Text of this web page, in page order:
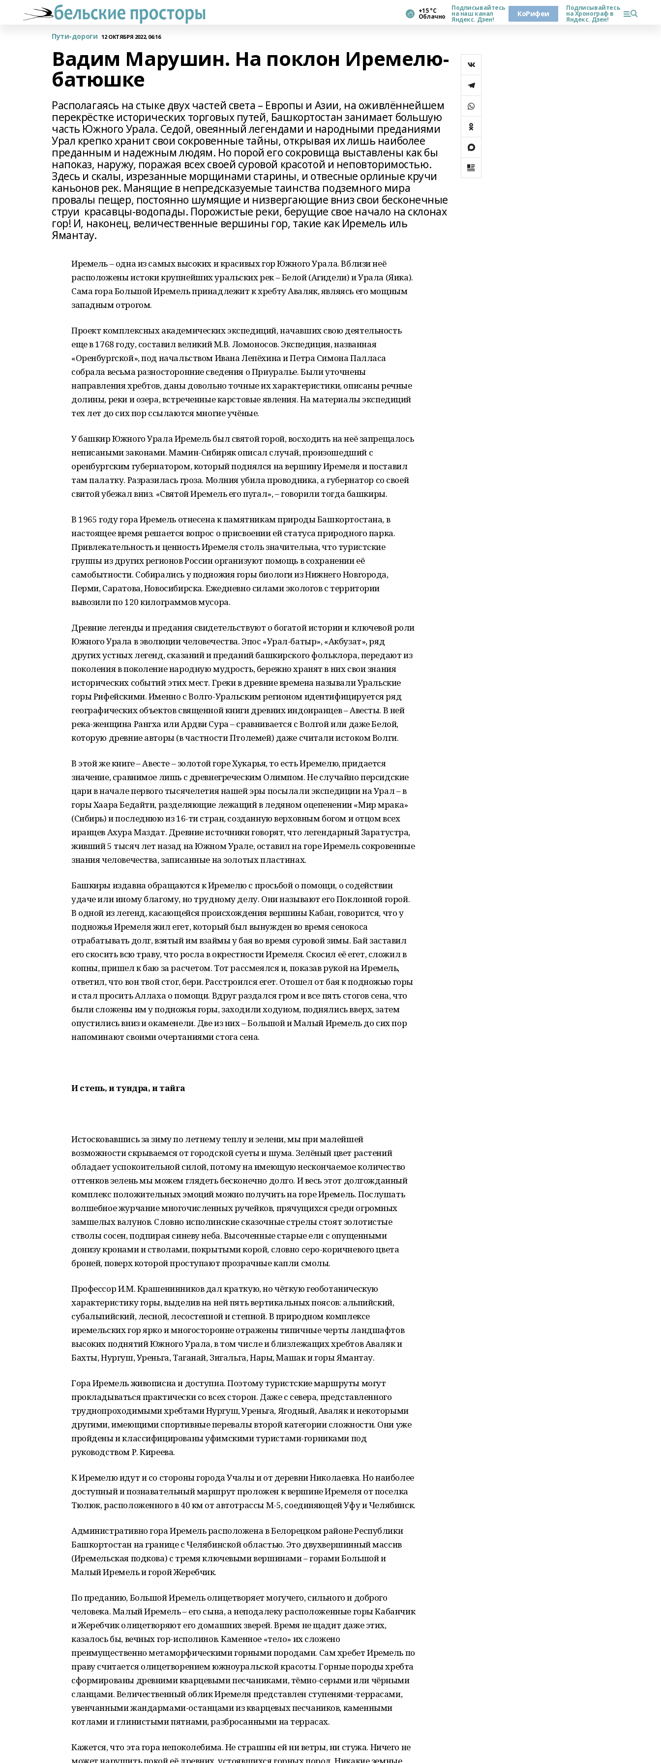
+15 °С
Облачно
Подписывайтесь
на наш канал
Яндекс. Дзен!
КоРифеи
Подписывайтесь
на Хронограф в
Яндекс. Дзен!
Пути-дороги 12 ОКТЯБРЯ 2022, 06:16
Вадим Марушин. На поклон Иремелю-
батюшке
Располагаясь на стыке двух частей света – Европы и Азии, на оживлённейшем
перекрёстке исторических торговых путей, Башкортостан занимает большую
часть Южного Урала. Седой, овеянный легендами и народными преданиями
Урал крепко хранит свои сокровенные тайны, открывая их лишь наиболее
преданным и надежным людям. Но порой его сокровища выставлены как бы
напоказ, наружу, поражая всех своей суровой красотой и неповторимостью.
Здесь и скалы, изрезанные морщинами старины, и отвесные орлиные кручи
каньонов рек. Манящие в непредсказуемые таинства подземного мира
провалы пещер, постоянно шумящие и низвергающие вниз свои бесконечные
струи красавцы-водопады. Порожистые реки, берущие свое начало на склонах
гор! И, наконец, величественные вершины гор, такие как Иремель иль
Ямантау.
Иремель – одна из самых высоких и красивых гор Южного Урала. Вблизи неё
расположены истоки крупнейших уральских рек – Белой (Агидели) и Урала (Яика).
Сама гора Большой Иремель принадлежит к хребту Аваляк, являясь его мощным
западным отрогом.
Проект комплексных академических экспедиций, начавших свою деятельность
еще в 1768 году, составил великий М.В. Ломоносов. Экспедиция, названная
«Оренбургской», под начальством Ивана Лепёхина и Петра Симона Палласа
собрала весьма разносторонние сведения о Приуралье. Были уточнены
направления хребтов, даны довольно точные их характеристики, описаны речные
долины, реки и озера, встреченные карстовые явления. На материалы экспедиций
тех лет до сих пор ссылаются многие учёные.
У башкир Южного Урала Иремель был святой горой, восходить на неё запрещалось
неписаными законами. Мамин-Сибиряк описал случай, произошедший с
оренбургским губернатором, который поднялся на вершину Иремеля и поставил
там палатку. Разразилась гроза. Молния убила проводника, а губернатор со своей
свитой убежал вниз. «Святой Иремель его пугал», – говорили тогда башкиры.
В 1965 году гора Иремель отнесена к памятникам природы Башкортостана, в
настоящее время решается вопрос о присвоении ей статуса природного парка.
Привлекательность и ценность Иремеля столь значительна, что туристские
группы из других регионов России организуют помощь в сохранении её
самобытности. Собирались у подножия горы биологи из Нижнего Новгорода,
Перми, Саратова, Новосибирска. Ежедневно силами экологов с территории
вывозили по 120 килограммов мусора.
Древние легенды и предания свидетельствуют о богатой истории и ключевой роли
Южного Урала в эволюции человечества. Эпос «Урал-батыр», «Акбузат», ряд
других устных легенд, сказаний и преданий башкирского фольклора, передают из
поколения в поколение народную мудрость, бережно хранят в них свои знания
исторических событий этих мест. Греки в древние времена называли Уральские
горы Рифейскими. Именно с Волго-Уральским регионом идентифицируется ряд
географических объектов священной книги древних индоиранцев – Авесты. В ней
река-женщина Рангха или Ардви Сура – сравнивается с Волгой или даже Белой,
которую древние авторы (в частности Птолемей) даже считали истоком Волги.
В этой же книге – Авесте – золотой горе Хукарья, то есть Иремелю, придается
значение, сравнимое лишь с древнегреческим Олимпом. Не случайно персидские
цари в начале первого тысячелетия нашей эры посылали экспедиции на Урал – в
горы Хаара Бедайти, разделяющие лежащий в ледяном оцепенении «Мир мрака»
(Сибирь) и последнюю из 16-ти стран, созданную верховным богом и отцом всех
иранцев Ахура Маздат. Древние источники говорят, что легендарный Заратустра,
живший 5 тысяч лет назад на Южном Урале, оставил на горе Иремель сокровенные
знания человечества, записанные на золотых пластинах.
Башкиры издавна обращаются к Иремелю с просьбой о помощи, о содействии
удаче или иному благому, но трудному делу. Они называют его Поклонной горой.
В одной из легенд, касающейся происхождения вершины Кабан, говорится, что у
подножья Иремеля жил егет, который был вынужден во время сенокоса
отрабатывать долг, взятый им взаймы у бая во время суровой зимы. Бай заставил
его скосить всю траву, что росла в окрестности Иремеля. Скосил её егет, сложил в
копны, пришел к баю за расчетом. Тот рассмеялся и, показав рукой на Иремель,
ответил, что вон твой стог, бери. Расстроился егет. Отошел от бая к подножью горы
и стал просить Аллаха о помощи. Вдруг раздался гром и все пять стогов сена, что
были сложены им у подножья горы, заходили ходуном, поднялись вверх, затем
опустились вниз и окаменели. Две из них – Большой и Малый Иремель до сих пор
напоминают своими очертаниями стога сена.
И степь, и тундра, и тайга
Истосковавшись за зиму по летнему теплу и зелени, мы при малейшей
возможности скрываемся от городской суеты и шума. Зелёный цвет растений
обладает успокоительной силой, потому на имеющую нескончаемое количество
оттенков зелень мы можем глядеть бесконечно долго. И весь этот долгожданный
комплекс положительных эмоций можно получить на горе Иремель. Послушать
волшебное журчание многочисленных ручейков, прячущихся среди огромных
замшелых валунов. Словно исполинские сказочные стрелы стоят золотистые
стволы сосен, подпирая синеву неба. Высоченные старые ели с опущенными
донизу кронами и стволами, покрытыми корой, словно серо-коричневого цвета
броней, поверх которой проступают прозрачные капли смолы.
Профессор И.М. Крашенинников дал краткую, но чёткую геоботаническую
характеристику горы, выделив на ней пять вертикальных поясов: альпийский,
субальпийский, лесной, лесостепной и степной. В природном комплексе
иремельских гор ярко и многосторонне отражены типичные черты ландшафтов
высоких поднятий Южного Урала, в том числе и близлежащих хребтов Аваляк и
Бахты, Нургуш, Уреньга, Таганай, Зигальга, Нары, Машак и горы Ямантау.
Гора Иремель живописна и доступна. Поэтому туристские маршруты могут
прокладываться практически со всех сторон. Даже с севера, представленного
труднопроходимыми хребтами Нургуш, Уреньга, Ягодный, Аваляк и некоторыми
другими, имеющими спортивные перевалы второй категории сложности. Они уже
пройдены и классифицированы уфимскими туристами-горниками под
руководством Р. Киреева.
К Иремелю идут и со стороны города Учалы и от деревни Николаевка. Но наиболее
доступный и познавательный маршрут проложен к вершине Иремеля от поселка
Тюлюк, расположенного в 40 км от автотрассы М-5, соединяющей Уфу и Челябинск.
Административно гора Иремель расположена в Белорецком районе Республики
Башкортостан на границе с Челябинской областью. Это двухвершинный массив
(Иремельская подкова) с тремя ключевыми вершинами – горами Большой и
Малый Иремель и горой Жеребчик.
По преданию, Большой Иремель олицетворяет могучего, сильного и доброго
человека. Малый Иремель – его сына, а неподалеку расположенные горы Кабанчик
и Жеребчик олицетворяют его домашних зверей. Время не щадит даже этих,
казалось бы, вечных гор-исполинов. Каменное «тело» их сложено
преимущественно метаморфическими горными породами. Сам хребет Иремель по
праву считается олицетворением южноуральской красоты. Горные породы хребта
сформированы древними кварцевыми песчаниками, тёмно-серыми или чёрными
сланцами. Величественный облик Иремеля представлен ступенями-террасами,
увенчанными жандармами-останцами из кварцевых песчаников, каменными
котлами и глинистыми пятнами, разбросанными на террасах.
Кажется, что эта гора непоколебима. Не страшны ей ни ветры, ни стужа. Ничего не